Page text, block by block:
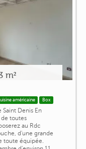
m²
américaine Box
Denis En
toutes
au Rdc
d'une grande
toute équipée.